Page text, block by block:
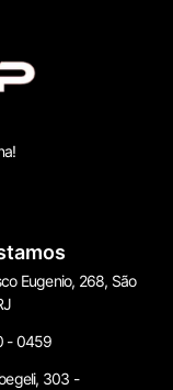
Eugenio, 268, São
- 0459
303 -